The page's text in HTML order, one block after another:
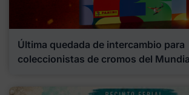
Última quedada de intercambio para
coleccionistas de cromos del